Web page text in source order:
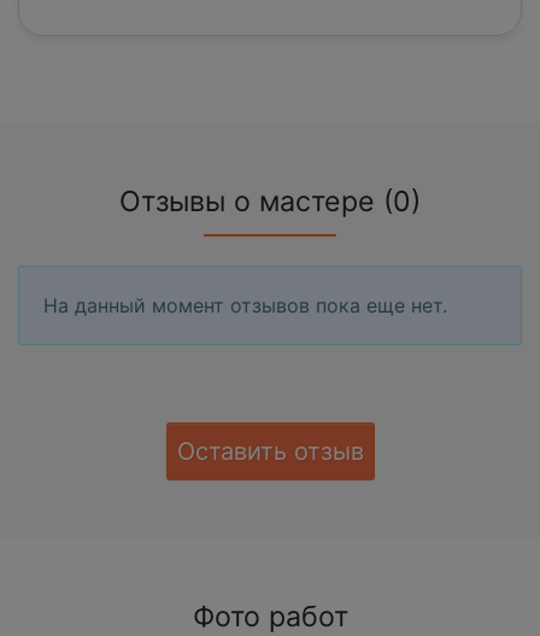
Отзывы о мастере (0)
На данный момент отзывов пока еще нет.
Оставить отзыв
Фото работ